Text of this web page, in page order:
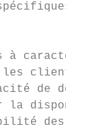
à
clients
de
la
des